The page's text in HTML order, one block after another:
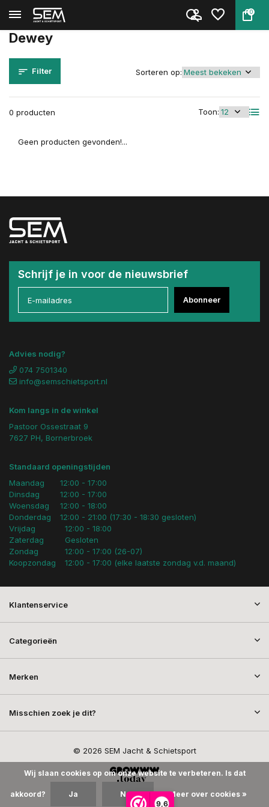
9,6
0
Terug Home
Dewey
Filter
0 producten Toon:
Sorteren op:
Geen producten gevonden!...
Schrijf je in voor de nieuwsbrief
Abonneer
Advies nodig?
074 7501340
info@semschietsport.nl
Kom langs in de winkel
Pastoor Ossestraat 9
7627 PH, Bornerbroek
Standaard openingstijden
Maandag
Dinsdag
Woensdag
Donderdag
12:00 - 17:00
12:00 - 17:00
12:00 - 18:00
12:00 - 21:00 (17:30 - 18:30 gesloten)
Vrijdag
Zaterdag
Zondag
Koopzondag
12:00 - 18:00
Gesloten
12:00 - 17:00 (26-07)
12:00 - 17:00 (elke laatste zondag v.d. maand)
Klantenservice
Categorieën
Merken
Misschien zoek je dit?
© 2026 SEM Jacht & Schietsport
Wij slaan cookies op om onze website te verbeteren. Is dat
akkoord? Ja Nee Meer over cookies »